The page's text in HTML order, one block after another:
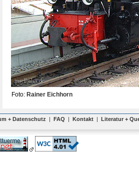
Foto: Rainer Eichhorn
+ Datenschutz | FAQ | Kontakt | Literatur +